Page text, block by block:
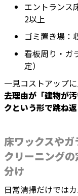
エントランス
2以上
ゴミ置き場：
看板周り・ガ
定）
一見コストアップ
去理由が「建物が
クという形で跳ね返
床ワックスや
クリーニング
分け
日常清掃だけでは